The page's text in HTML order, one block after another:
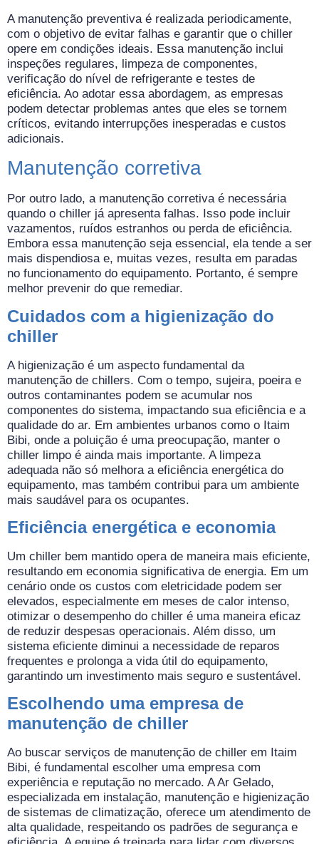
A manutenção preventiva é realizada periodicamente,
com o objetivo de evitar falhas e garantir que o chiller
opere em condições ideais. Essa manutenção inclui
inspeções regulares, limpeza de componentes,
verificação do nível de refrigerante e testes de
eficiência. Ao adotar essa abordagem, as empresas
podem detectar problemas antes que eles se tornem
críticos, evitando interrupções inesperadas e custos
adicionais.
Manutenção corretiva
Por outro lado, a manutenção corretiva é necessária
quando o chiller já apresenta falhas. Isso pode incluir
vazamentos, ruídos estranhos ou perda de eficiência.
Embora essa manutenção seja essencial, ela tende a ser
mais dispendiosa e, muitas vezes, resulta em paradas
no funcionamento do equipamento. Portanto, é sempre
melhor prevenir do que remediar.
Cuidados com a higienização do
chiller
A higienização é um aspecto fundamental da
manutenção de chillers. Com o tempo, sujeira, poeira e
outros contaminantes podem se acumular nos
componentes do sistema, impactando sua eficiência e a
qualidade do ar. Em ambientes urbanos como o Itaim
Bibi, onde a poluição é uma preocupação, manter o
chiller limpo é ainda mais importante. A limpeza
adequada não só melhora a eficiência energética do
equipamento, mas também contribui para um ambiente
mais saudável para os ocupantes.
Eficiência energética e economia
Um chiller bem mantido opera de maneira mais eficiente,
resultando em economia significativa de energia. Em um
cenário onde os custos com eletricidade podem ser
elevados, especialmente em meses de calor intenso,
otimizar o desempenho do chiller é uma maneira eficaz
de reduzir despesas operacionais. Além disso, um
sistema eficiente diminui a necessidade de reparos
frequentes e prolonga a vida útil do equipamento,
garantindo um investimento mais seguro e sustentável.
Escolhendo uma empresa de
manutenção de chiller
Ao buscar serviços de manutenção de chiller em Itaim
Bibi, é fundamental escolher uma empresa com
experiência e reputação no mercado. A Ar Gelado,
especializada em instalação, manutenção e higienização
de sistemas de climatização, oferece um atendimento de
alta qualidade, respeitando os padrões de segurança e